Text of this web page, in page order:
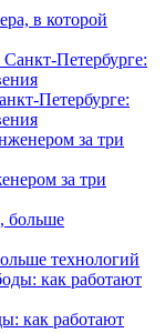
в которой
Петербурге:
за три
технологий
как работают